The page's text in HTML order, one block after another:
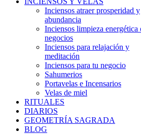
Inciensos atraer prosperidad y
abundancia
Inciensos limpieza energética
negocios
Inciensos para relajación y
meditación
Inciensos para tu negocio
Sahumerios
Portavelas e Incensarios
Velas de miel
RITUALES
DIARIOS
GEOMETRÍA SAGRADA
BLOG